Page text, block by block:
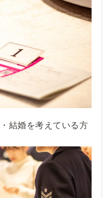
結婚を考えている方